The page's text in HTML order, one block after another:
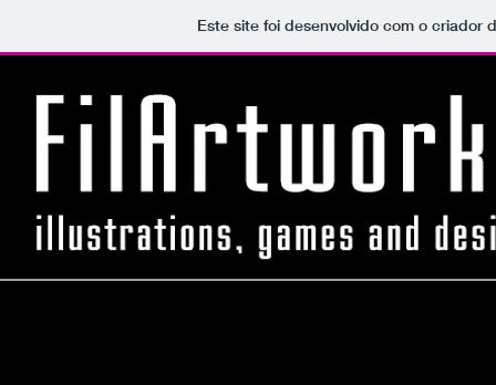
Este site foi desenvolvido com o criador